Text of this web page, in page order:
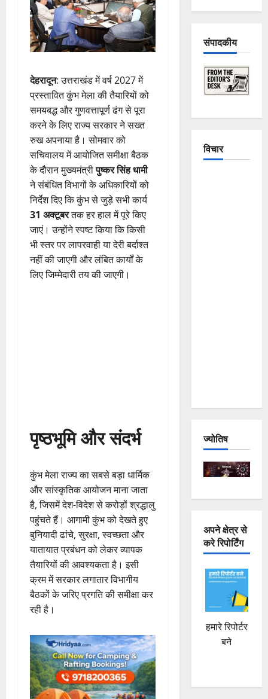
देहरादून: उत्तराखंड में वर्ष 2027 में
प्रस्तावित कुंभ मेला की तैयारियों को
समयबद्ध और गुणवत्तापूर्ण ढंग से पूरा
करने के लिए राज्य सरकार ने सख्त
रुख अपनाया है। सोमवार को
सचिवालय में आयोजित समीक्षा बैठक
के दौरान मुख्यमंत्रीपुष्कर सिंह धामी
ने संबंधित विभागों के अधिकारियों को
निर्देश दिए कि कुंभ से जुड़े सभी कार्य
31 अक्टूबरतक हर हाल में पूरे किए
जाएं। उन्होंने स्पष्ट किया कि किसी
भी स्तर पर लापरवाही या देरी बर्दाश्त
नहीं की जाएगी और लंबित कार्यों के
लिए जिम्मेदारी तय की जाएगी।
पृष्ठभूमि और संदर्भ
कुंभ मेला राज्य का सबसे बड़ा धार्मिक
और सांस्कृतिक आयोजन माना जाता
है, जिसमें देश-विदेश से करोड़ों श्रद्धालु
पहुंचते हैं। आगामी कुंभ को देखते हुए
बुनियादी ढांचे, सुरक्षा, स्वच्छता और
यातायात प्रबंधन को लेकर व्यापक
तैयारियों की आवश्यकता है। इसी
क्रम में सरकार लगातार विभागीय
बैठकों के जरिए प्रगति की समीक्षा कर
रही है।
संपादकीय
विचार
ज्योतिष
अपने क्षेत्र से
करे रिपोर्टिंग
हमारे रिपोर्टर
बने